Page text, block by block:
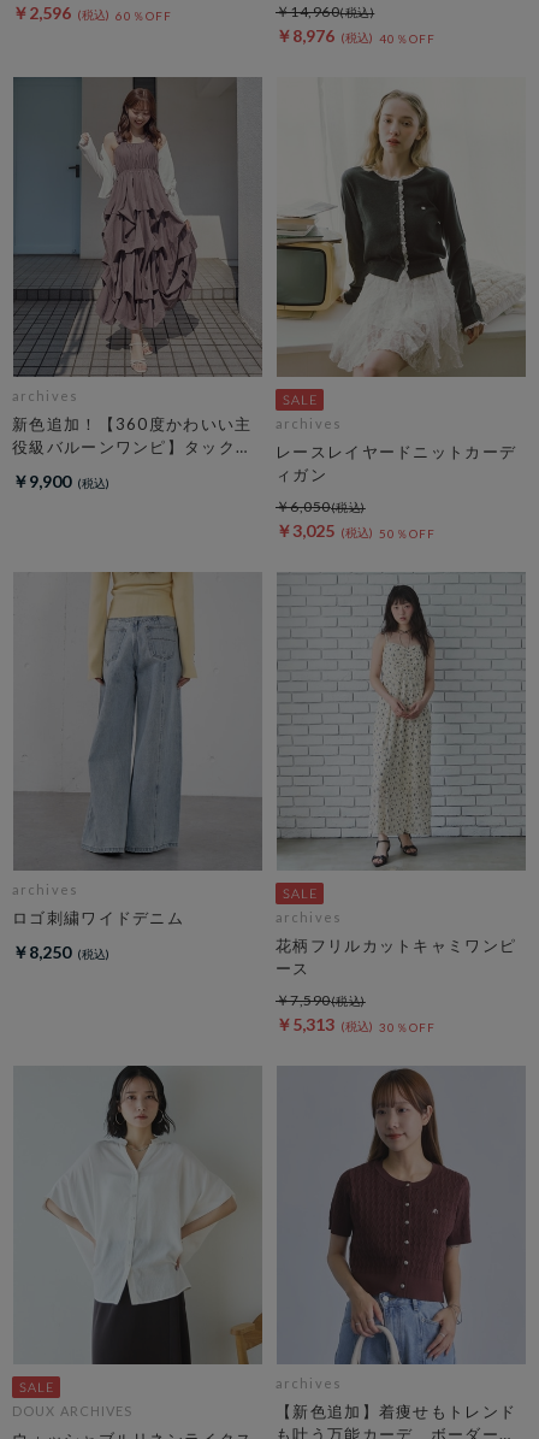
￥2,596 60％OFF
￥8,976 40％OFF
￥14,960
archives
新色追加！【360度かわいい主
役級バルーンワンピ】タックバ
ース
￥9,900
archives
レースレイヤードニットカーデ
ィガン
￥3,025 50％OFF
￥6,050
archives
ロゴ刺繍ワイドデニム
￥8,250
archives
花柄フリルカットキャミワンピ
ース
￥5,313 30％OFF
￥7,590
DOUX ARCHIVES
archives
【新色追加】着痩せもトレンド
も叶う万能カーデ ボーダーア